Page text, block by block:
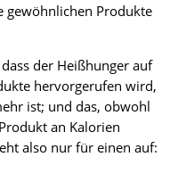
gewöhnlichen Produkte
der Heißhunger auf
hervorgerufen wird,
ist; und das, obwohl
an Kalorien
also nur für einen auf: